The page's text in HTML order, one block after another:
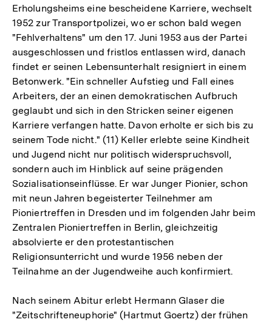
Erholungsheims eine bescheidene Karriere, wechselt
1952 zur Transportpolizei, wo er schon bald wegen
"Fehlverhaltens" um den 17. Juni 1953 aus der Partei
ausgeschlossen und fristlos entlassen wird, danach
findet er seinen Lebensunterhalt resigniert in einem
Betonwerk. "Ein schneller Aufstieg und Fall eines
Arbeiters, der an einen demokratischen Aufbruch
geglaubt und sich in den Stricken seiner eigenen
Karriere verfangen hatte. Davon erholte er sich bis zu
seinem Tode nicht." (11) Keller erlebte seine Kindheit
und Jugend nicht nur politisch widerspruchsvoll,
sondern auch im Hinblick auf seine prägenden
Sozialisationseinflüsse. Er war Junger Pionier, schon
mit neun Jahren begeisterter Teilnehmer am
Pioniertreffen in Dresden und im folgenden Jahr beim
Zentralen Pioniertreffen in Berlin, gleichzeitig
absolvierte er den protestantischen
Religionsunterricht und wurde 1956 neben der
Teilnahme an der Jugendweihe auch konfirmiert.
Nach seinem Abitur erlebt Hermann Glaser die
"Zeitschrifteneuphorie" (Hartmut Goertz) der frühen